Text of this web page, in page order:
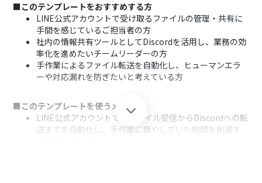
■このテンプレートをおすすめする方
LINE公式アカウントで受け取るファイルの管理・共有に
手間を感じているご担当者の方
社内の情報共有ツールとしてDiscordを活用し、業務の効
率化を進めたいチームリーダーの方
手作業によるファイル転送を自動化し、ヒューマンエラ
ーや対応漏れを防ぎたいと考えている方
■このテンプレートを使うメリット
LINE公式アカウントでのファイル受信からDiscordへの転
送までを自動化し、手作業に費やしていた時間を削減す